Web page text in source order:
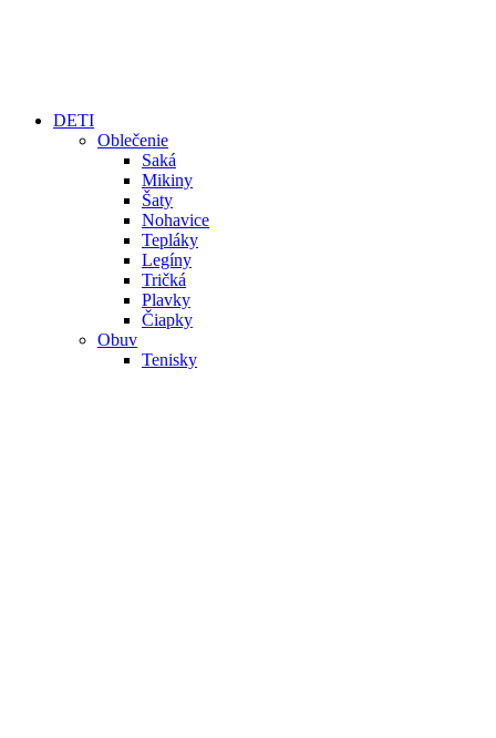
DETI
Oblečenie
Saká
Mikiny
Šaty
Nohavice
Tepláky
Legíny
Tričká
Plavky
Čiapky
Obuv
Tenisky